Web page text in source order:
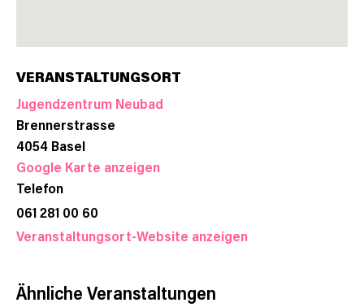
VERANSTALTUNGSORT
Jugendzentrum Neubad
Brennerstrasse
4054 Basel
Google Karte anzeigen
Telefon
061 281 00 60
Veranstaltungsort-Website anzeigen
Ähnliche Veranstaltungen